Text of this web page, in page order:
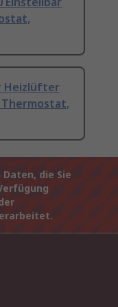
Heizlüfter
die Sie